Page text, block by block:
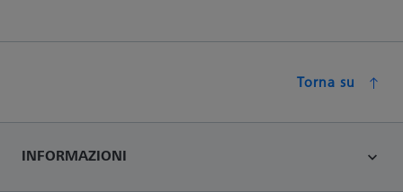
Torna su
INFORMAZIONI